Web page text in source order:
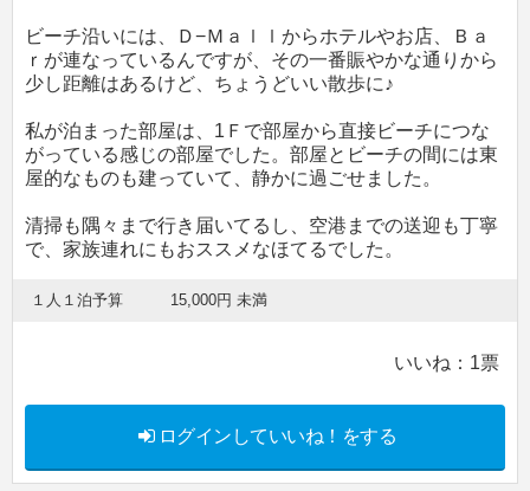
ビーチ沿いには、Ｄ−Ｍａｌｌからホテルやお店、Ｂａ
ｒが連なっているんですが、その一番賑やかな通りから
少し距離はあるけど、ちょうどいい散歩に♪
私が泊まった部屋は、1Ｆで部屋から直接ビーチにつな
がっている感じの部屋でした。部屋とビーチの間には東
屋的なものも建っていて、静かに過ごせました。
清掃も隅々まで行き届いてるし、空港までの送迎も丁寧
で、家族連れにもおススメなほてるでした。
１人１泊予算 15,000円 未満
いいね： 1票
ログインしていいね！をする